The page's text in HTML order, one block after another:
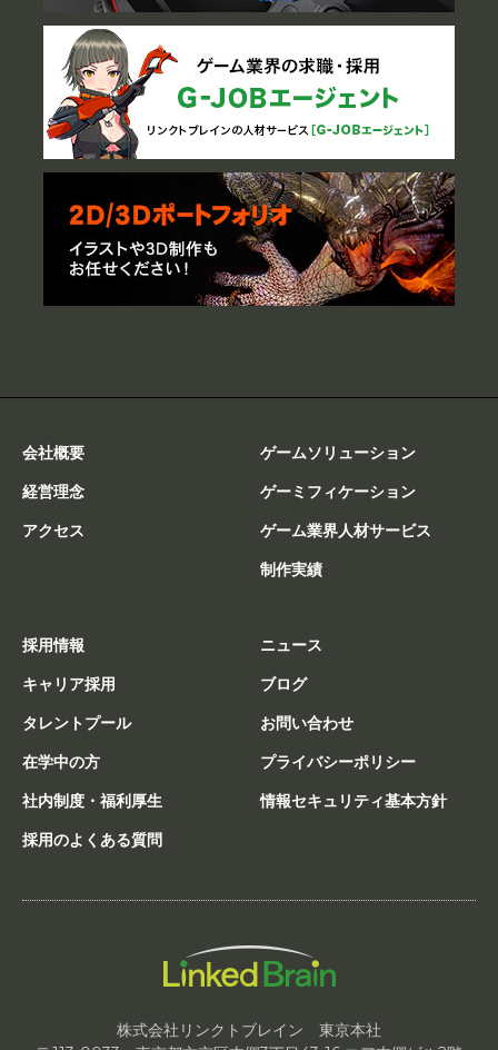
会社概要
経営理念
アクセス
ゲームソリューション
ゲーミフィケーション
ゲーム業界人材サービス
制作実績
採用情報
キャリア採用
タレントプール
在学中の方
社内制度・福利厚生
採用のよくある質問
ニュース
ブログ
お問い合わせ
プライバシーポリシー
情報セキュリティ基本方針
株式会社リンクトブレイン 東京本社